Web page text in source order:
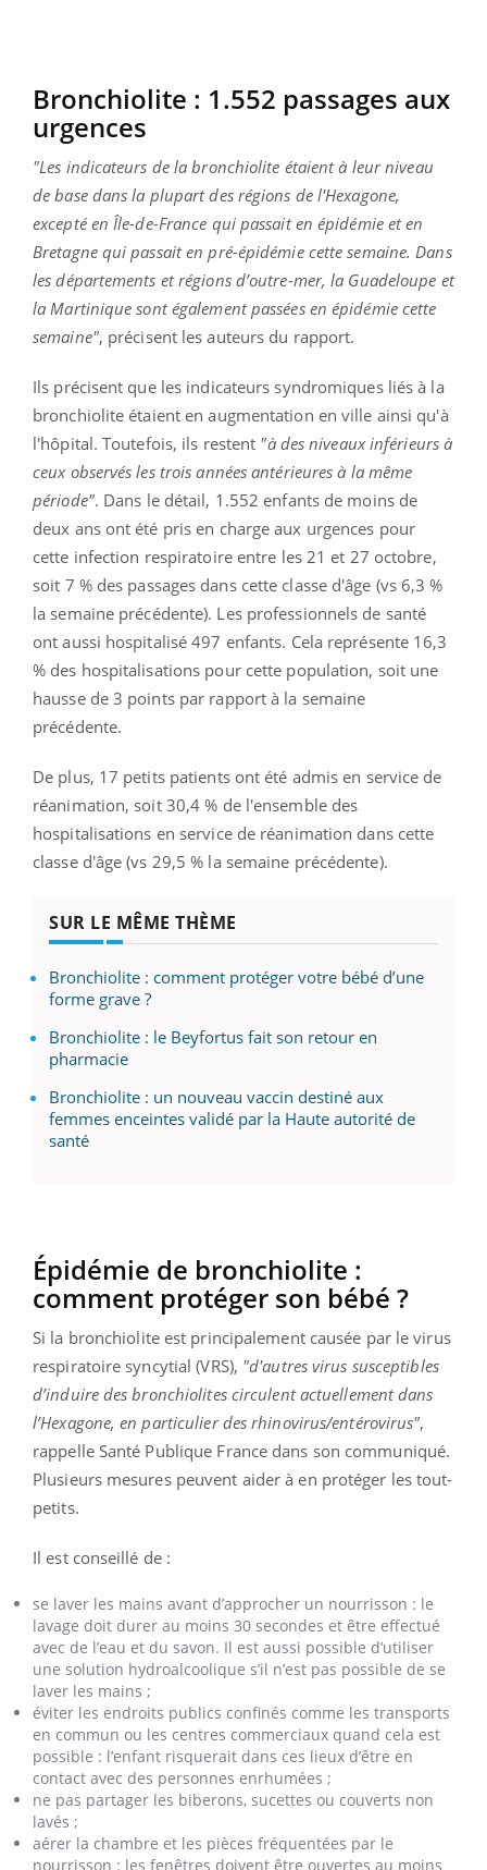
Bronchiolite : 1.552 passages aux
urgences
"Les indicateurs de la bronchiolite étaient à leur niveau
de base dans la plupart des régions de l'Hexagone,
excepté en Île-de-France qui passait en épidémie et en
Bretagne qui passait en pré-épidémie cette semaine. Dans
les départements et régions d’outre-mer, la Guadeloupe et
la Martinique sont également passées en épidémie cette
semaine", précisent les auteurs du rapport.
Ils précisent que les indicateurs syndromiques liés à la
bronchiolite étaient en augmentation en ville ainsi qu'à
l'hôpital. Toutefois, ils restent "à des niveaux inférieurs à
ceux observés les trois années antérieures à la même
période". Dans le détail, 1.552 enfants de moins de
deux ans ont été pris en charge aux urgences pour
cette infection respiratoire entre les 21 et 27 octobre,
soit 7 % des passages dans cette classe d'âge (vs 6,3 %
la semaine précédente). Les professionnels de santé
ont aussi hospitalisé 497 enfants. Cela représente 16,3
% des hospitalisations pour cette population, soit une
hausse de 3 points par rapport à la semaine
précédente.
De plus, 17 petits patients ont été admis en service de
réanimation, soit 30,4 % de l'ensemble des
hospitalisations en service de réanimation dans cette
classe d'âge (vs 29,5 % la semaine précédente).
SUR LE MÊME THÈME
Bronchiolite : comment protéger votre bébé d’une
forme grave ?
Bronchiolite : le Beyfortus fait son retour en
pharmacie
Bronchiolite : un nouveau vaccin destiné aux
femmes enceintes validé par la Haute autorité de
santé
Épidémie de bronchiolite :
comment protéger son bébé ?
Si la bronchiolite est principalement causée par le virus
respiratoire syncytial (VRS), "d'autres virus susceptibles
d’induire des bronchiolites circulent actuellement dans
l’Hexagone, en particulier des rhinovirus/entérovirus",
rappelle Santé Publique France dans son communiqué.
Plusieurs mesures peuvent aider à en protéger les tout-
petits.
Il est conseillé de :
se laver les mains avant d’approcher un nourrisson : le
lavage doit durer au moins 30 secondes et être effectué
avec de l’eau et du savon. Il est aussi possible d’utiliser
une solution hydroalcoolique s’il n’est pas possible de se
laver les mains ;
éviter les endroits publics confinés comme les transports
en commun ou les centres commerciaux quand cela est
possible : l’enfant risquerait dans ces lieux d’être en
contact avec des personnes enrhumées ;
ne pas partager les biberons, sucettes ou couverts non
lavés ;
aérer la chambre et les pièces fréquentées par le
nourrisson : les fenêtres doivent être ouvertes au moins